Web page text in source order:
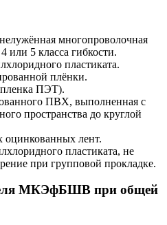
многопроволочная
или 5 класса гибкости.
пластиката.
плёнки.
ПЭТ).
ПВХ, выполненная с
пространства до круглой
оцинкованных лент.
пластиката, не
при групповой прокладке.
МКЭфБШВ при общей